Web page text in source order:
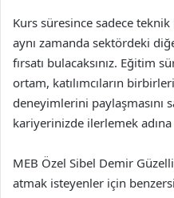
Kurs süresince sadece
aynı zamanda sektördeki
fırsatı bulacaksınız. Eğitim
ortam, katılımcıların
deneyimlerini paylaşmasını
kariyerinizde ilerlemek
MEB Özel Sibel Demir
atmak isteyenler için